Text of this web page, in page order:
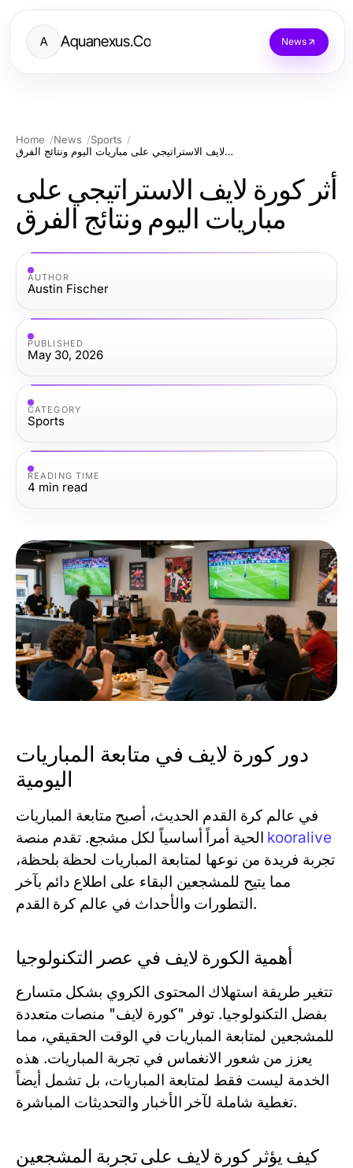
A Aquanexus.Co News
Home News
Sports
أثر كورة لايف الاستراتيجي على مباريات اليوم ونتائج الفرق
أثر كورة لايف الاستراتيجي على
مباريات اليوم ونتائج الفرق
AUTHOR
Austin Fischer
PUBLISHED
May 30, 2026
CATEGORY
Sports
READING TIME
4 min read
دور كورة لايف في متابعة المباريات
اليومية
في عالم كرة القدم الحديث، أصبح متابعة المباريات
kooralive
تجربة فريدة من نوعها لمتابعة المباريات لحظة بلحظة،
مما يتيح للمشجعين البقاء على اطلاع دائم بآخر
التطورات والأحداث في عالم كرة القدم.
أهمية الكورة لايف في عصر التكنولوجيا
تتغير طريقة استهلاك المحتوى الكروي بشكل متسارع
بفضل التكنولوجيا. توفر "كورة لايف" منصات متعددة
للمشجعين لمتابعة المباريات في الوقت الحقيقي، مما
يعزز من شعور الانغماس في تجربة المباريات. هذه
الخدمة ليست فقط لمتابعة المباريات، بل تشمل أيضاً
تغطية شاملة لآخر الأخبار والتحديثات المباشرة.
كيف يؤثر كورة لايف على تجربة المشجعين